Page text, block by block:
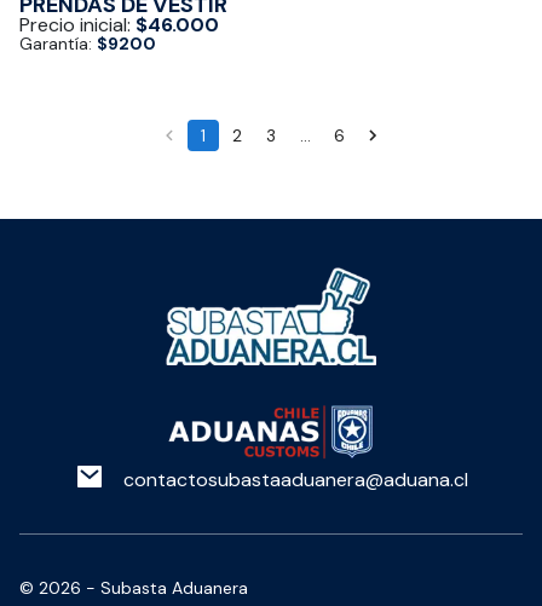
Precio inicial: $46.000
Garantía: $9200
1 2 3 … 6
contactosubastaaduanera@aduana.cl
© 2026 - Subasta Aduanera